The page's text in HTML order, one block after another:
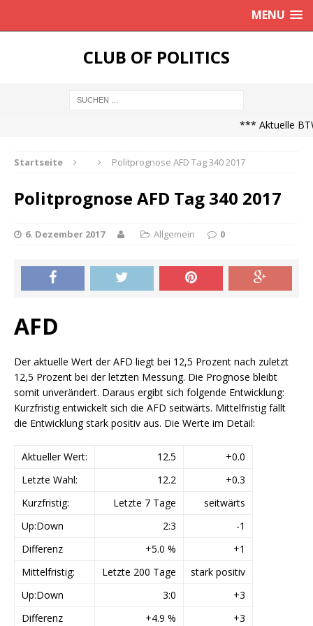
MENU
CLUB OF POLITICS
*** Aktuelle
Startseite Politprognose AFD Tag 340 2017
Politprognose AFD Tag 340 2017
6. Dezember 2017 Allgemein 0
AFD
Der aktuelle Wert der AFD liegt bei 12,5 Prozent nach zuletzt
12,5 Prozent bei der letzten Messung. Die Prognose bleibt
somit unverändert. Daraus ergibt sich folgende Entwicklung:
Kurzfristig entwickelt sich die AFD seitwärts. Mittelfristig fällt
die Entwicklung stark positiv aus. Die Werte im Detail:
Aktueller Wert: 12.5
+0.0
Letzte Wahl:
12.2
+0.3
Kurzfristig:
Letzte 7 Tage
seitwärts
Up:Down
2:3
-1
Differenz
+5.0 %
+1
Mittelfristig:
Letzte 200 Tage
stark positiv
Up:Down
3:0
+3
Differenz
+4.9 % +3